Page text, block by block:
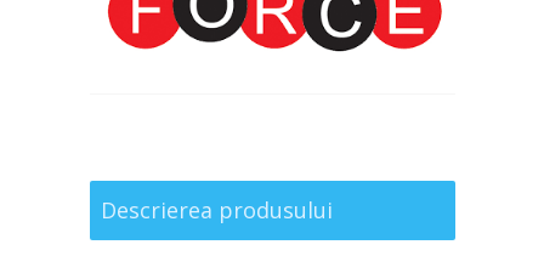
Descrierea produsului